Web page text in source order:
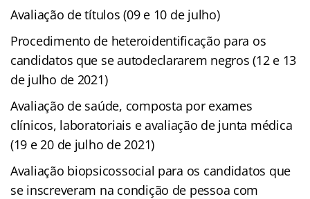
Avaliação de títulos (09 e 10 de julho)
Procedimento de heteroidentificação para os
candidatos que se autodeclararem negros (12 e 13
de julho de 2021)
Avaliação de saúde, composta por exames
clínicos, laboratoriais e avaliação de junta médica
(19 e 20 de julho de 2021)
Avaliação biopsicossocial para os candidatos que
se inscreveram na condição de pessoa com